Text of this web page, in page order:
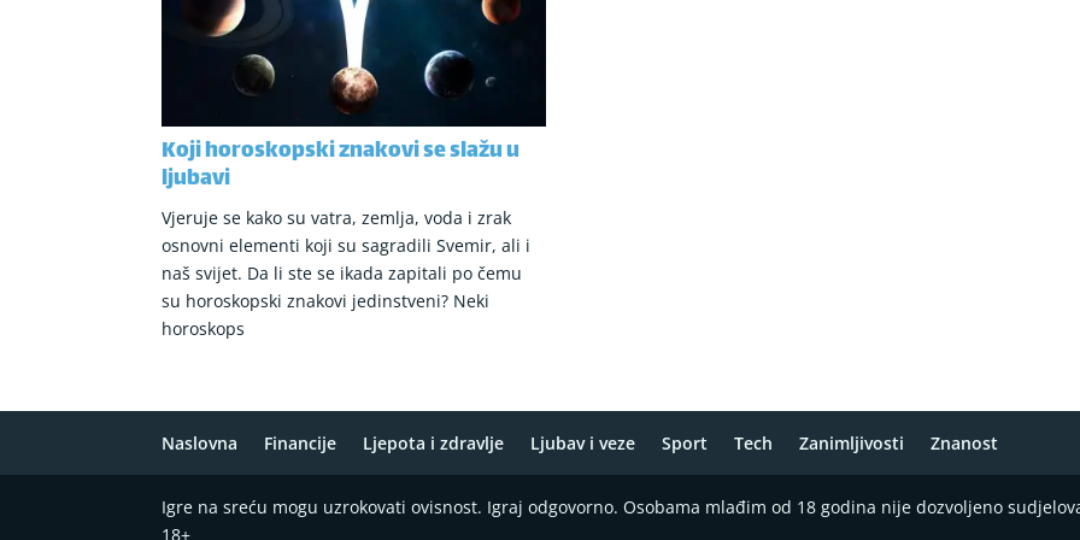
Koji horoskopski znakovi se slažu u
ljubavi
Vjeruje se kako su vatra, zemlja, voda i zrak
osnovni elementi koji su sagradili Svemir, ali i
naš svijet. Da li ste se ikada zapitali po čemu
su horoskopski znakovi jedinstveni? Neki
horoskops
Naslovna Financije Ljepota i zdravlje Ljubav i veze Sport Tech Zanimljivosti Znanost
Igre na sreću mogu uzrokovati ovisnost. Igraj odgovorno. Osobama mlađim od 18 godina nije dozvoljeno
18+